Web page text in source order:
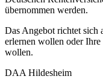
übernommen werden.
Das Angebot richtet sich
erlernen wollen oder
wollen.
DAA Hildesheim